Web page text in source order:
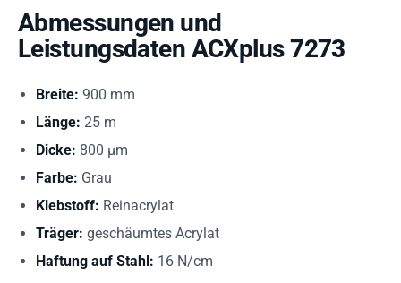
Abmessungen und
Leistungsdaten ACXplus 7273
Breite: 900 mm
Länge: 25 m
Dicke: 800 µm
Farbe: Grau
Klebstoff: Reinacrylat
Träger: geschäumtes Acrylat
Haftung auf Stahl: 16 N/cm